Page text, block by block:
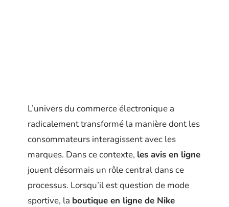
L’univers du commerce électronique a
radicalement transformé la manière dont les
consommateurs interagissent avec les
marques. Dans ce contexte, les avis en ligne
jouent désormais un rôle central dans ce
processus. Lorsqu’il est question de mode
sportive, la boutique en ligne de Nike